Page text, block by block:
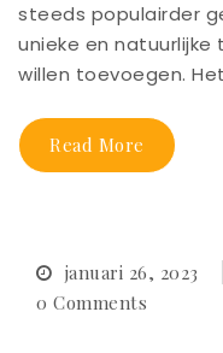
steeds populairder
unieke en
willen toevoegen.
Read More
januari 26, 2023
0 Comments